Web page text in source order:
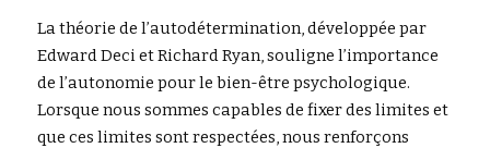
La théorie de l’autodétermination, développée par
Edward Deci et Richard Ryan, souligne l’importance
de l’autonomie pour le bien-être psychologique.
Lorsque nous sommes capables de fixer des limites et
que ces limites sont respectées, nous renforçons